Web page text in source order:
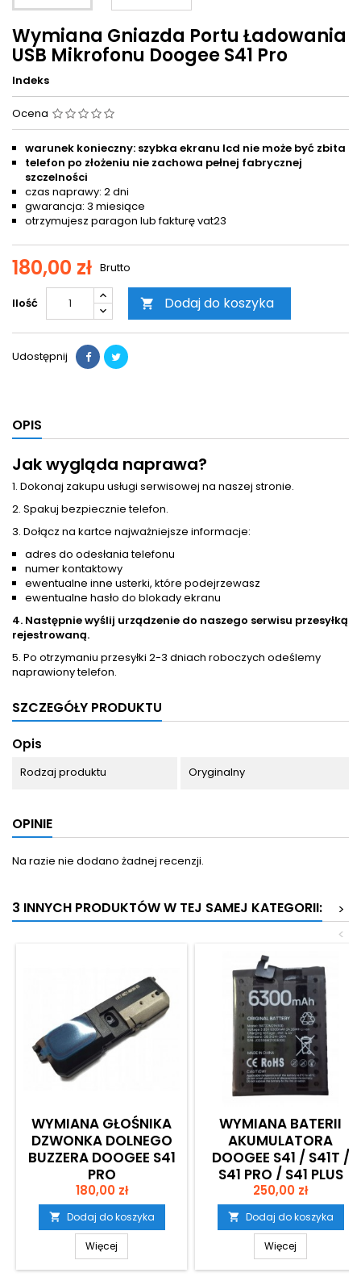
Wymiana Gniazda Portu Ładowania
USB Mikrofonu Doogee S41 Pro
Indeks
Ocena
warunek konieczny: szybka ekranu lcd nie może być zbita
telefon po złożeniu nie zachowa pełnej fabrycznej
szczelności
czas naprawy: 2 dni
gwarancja: 3 miesiące
otrzymujesz paragon lub fakturę vat23
180,00 zł Brutto
Ilość  Dodaj do koszyka
Udostępnij
OPIS
Jak wygląda naprawa?
1. Dokonaj zakupu usługi serwisowej na naszej stronie.
2. Spakuj bezpiecznie telefon.
3. Dołącz na kartce najważniejsze informacje:
adres do odesłania telefonu
numer kontaktowy
ewentualne inne usterki, które podejrzewasz
ewentualne hasło do blokady ekranu
4. Następnie wyślij urządzenie do naszego serwisu przesyłką
rejestrowaną.
5. Po otrzymaniu przesyłki 2-3 dniach roboczych odeślemy
naprawiony telefon.
SZCZEGÓŁY PRODUKTU
Opis
Rodzaj produktu Oryginalny
OPINIE
Na razie nie dodano żadnej recenzji.
3 INNYCH PRODUKTÓW W TEJ SAMEJ KATEGORII:
>
<
WYMIANA GŁOŚNIKA
DZWONKA DOLNEGO
BUZZERA DOOGEE S41
PRO
Cena
180,00 zł
 Dodaj do koszyka
Więcej
WYMIANA BATERII
AKUMULATORA
DOOGEE S41 / S41T /
S41 PRO / S41 PLUS
Cena
250,00 zł
 Dodaj do koszyka
Więcej